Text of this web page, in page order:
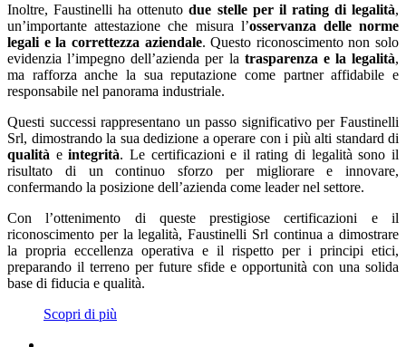
Inoltre, Faustinelli ha ottenutodue stelle per il rating di legalità,
un’importante attestazione che misura l’osservanza delle norme
legali e la correttezza aziendale. Questo riconoscimento non solo
evidenzia l’impegno dell’azienda per la trasparenza e la legalità,
ma rafforza anche la sua reputazione come partner affidabile e
responsabile nel panorama industriale.
Questi successi rappresentano un passo significativo per Faustinelli
Srl, dimostrando la sua dedizione a operare con i più alti standard di
qualità eintegrità. Le certificazioni e il rating di legalità sono il
risultato di un continuo sforzo per migliorare e innovare,
confermando la posizione dell’azienda come leader nel settore.
Con l’ottenimento di queste prestigiose certificazioni e il
riconoscimento per la legalità, Faustinelli Srl continua a dimostrare
la propria eccellenza operativa e il rispetto per i principi etici,
preparando il terreno per future sfide e opportunità con una solida
base di fiducia e qualità.
Scopri di più